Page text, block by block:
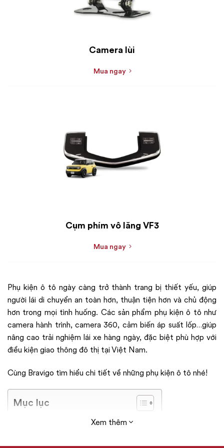
Camera lùi
Mua ngay
Cụm phím vô lăng VF3
Mua ngay
Phụ kiện ô tô ngày càng trở thành trang bị thiết yếu, giúp
người lái di chuyển an toàn hơn, thuận tiện hơn và chủ động
hơn trong mọi tình huống. Các sản phẩm phụ kiện ô tô như
camera hành trình, camera 360, cảm biến áp suất lốp…giúp
nâng cao trải nghiệm lái xe hàng ngày, đặc biệt phù hợp với
điều kiện giao thông đô thị tại Việt Nam.
Cùng Bravigo tìm hiểu chi tiết về những phụ kiện ô tô nhé!
Mục lục
Vì sao nên trang bị phụ kiện ô tô?
Xem thêm